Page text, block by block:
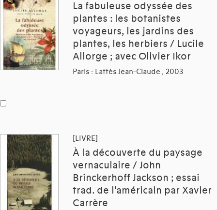
La fabuleuse odyssée des
plantes : les botanistes
voyageurs, les jardins des
plantes, les herbiers / Lucile
Allorge ; avec Olivier Ikor
Paris : Lattès Jean-Claude , 2003
[LIVRE]
À la découverte du paysage
vernaculaire / John
Brinckerhoff Jackson ; essai
trad. de l'américain par Xavier
Carrère